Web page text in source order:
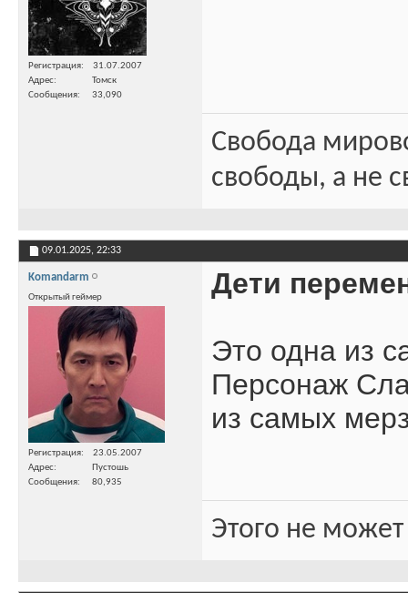
Регистрация
31.07.2007
Адрес
Томск
Сообщения
33,090
Свобода
свободы, а не
09.01.2025, 22:33
Komandarm
Открытый геймер
Регистрация
23.05.2007
Адрес
Пустошь
Сообщения
80,935
Дети
Это одна из
Персонаж
из самых
Этого не